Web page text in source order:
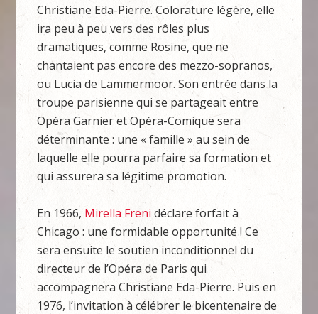
Christiane Eda-Pierre. Colorature légère, elle
ira peu à peu vers des rôles plus
dramatiques, comme Rosine, que ne
chantaient pas encore des mezzo-sopranos,
ou Lucia de Lammermoor. Son entrée dans la
troupe parisienne qui se partageait entre
Opéra Garnier et Opéra-Comique sera
déterminante : une « famille » au sein de
laquelle elle pourra parfaire sa formation et
qui assurera sa légitime promotion.
En 1966, Mirella Freni déclare forfait à
Chicago : une formidable opportunité ! Ce
sera ensuite le soutien inconditionnel du
directeur de l’Opéra de Paris qui
accompagnera Christiane Eda-Pierre. Puis en
1976, l’invitation à célébrer le bicentenaire de